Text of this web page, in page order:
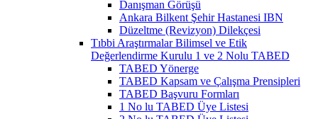
Danışman Görüşü
Ankara Bilkent Şehir Hastanesi IBN
Düzeltme (Revizyon) Dilekçesi
Tıbbi Araştırmalar Bilimsel ve Etik
Değerlendirme Kurulu 1 ve 2 Nolu TABED
TABED Yönerge
TABED Kapsam ve Çalışma Prensipleri
TABED Başvuru Formları
1 No lu TABED Üye Listesi